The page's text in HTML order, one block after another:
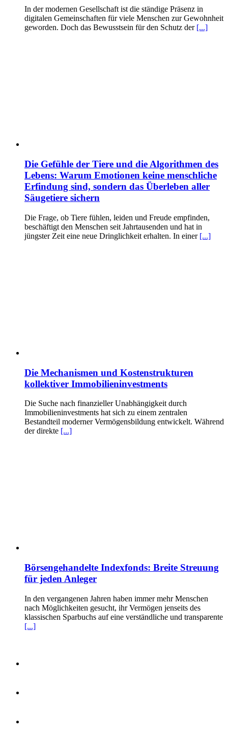
In der modernen Gesellschaft ist die ständige Präsenz in
digitalen Gemeinschaften für viele Menschen zur Gewohnheit
geworden. Doch das Bewusstsein für den Schutz der [...]
Die Gefühle der Tiere und die Algorithmen des
Lebens: Warum Emotionen keine menschliche
Erfindung sind, sondern das Überleben aller
Säugetiere sichern
Die Frage, ob Tiere fühlen, leiden und Freude empfinden,
beschäftigt den Menschen seit Jahrtausenden und hat in
jüngster Zeit eine neue Dringlichkeit erhalten. In einer [...]
Die Mechanismen und Kostenstrukturen
kollektiver Immobilieninvestments
Die Suche nach finanzieller Unabhängigkeit durch
Immobilieninvestments hat sich zu einem zentralen
Bestandteil moderner Vermögensbildung entwickelt. Während
der direkte [...]
Börsengehandelte Indexfonds: Breite Streuung
für jeden Anleger
In den vergangenen Jahren haben immer mehr Menschen
nach Möglichkeiten gesucht, ihr Vermögen jenseits des
klassischen Sparbuchs auf eine verständliche und transparente
[...]